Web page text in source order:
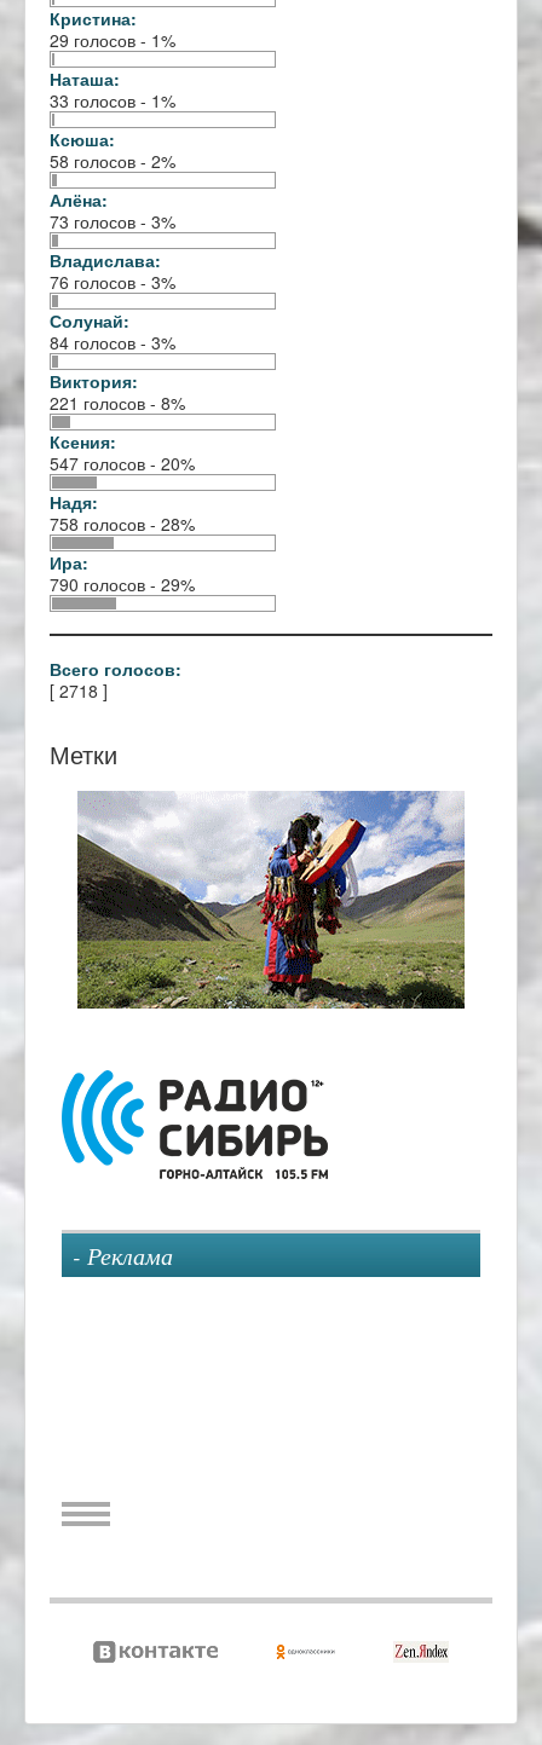
Кристина:
29 голосов - 1%
Наташа:
33 голосов - 1%
Ксюша:
58 голосов - 2%
Алёна:
73 голосов - 3%
Владислава:
76 голосов - 3%
Солунай:
84 голосов - 3%
Виктория:
221 голосов - 8%
Ксения:
547 голосов - 20%
Надя:
758 голосов - 28%
Ира:
790 голосов - 29%
Всего голосов:
[ 2718 ]
Метки
- Реклама